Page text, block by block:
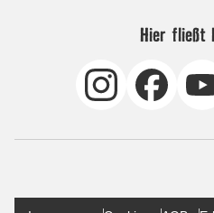
Hier fließt